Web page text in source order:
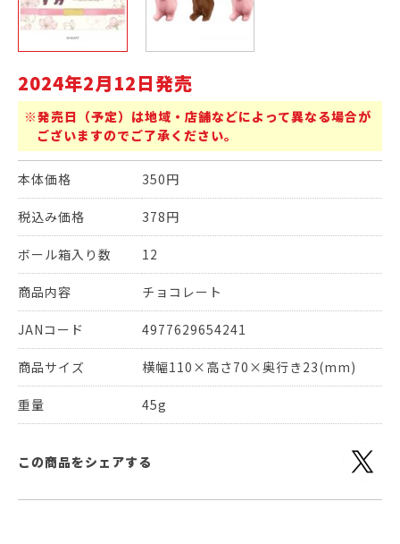
2024年2月12日発売
※発売日（予定）は地域・店舗などによって異なる場合が
ございますのでご了承ください。
本体価格 350円
税込み価格 378円
ボール箱入り数 12
商品内容 チョコレート
JANコード 4977629654241
商品サイズ 横幅110×高さ70×奥行き23(mm)
重量 45g
この商品をシェアする